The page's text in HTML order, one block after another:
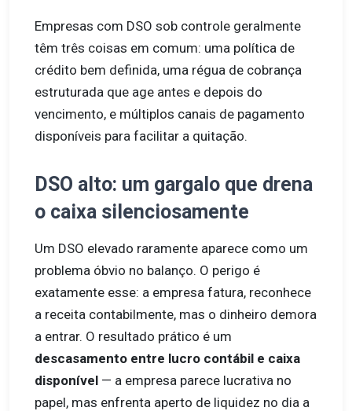
Empresas com DSO sob controle geralmente
têm três coisas em comum: uma política de
crédito bem definida, uma régua de cobrança
estruturada que age antes e depois do
vencimento, e múltiplos canais de pagamento
disponíveis para facilitar a quitação.
DSO alto: um gargalo que drena
o caixa silenciosamente
Um DSO elevado raramente aparece como um
problema óbvio no balanço. O perigo é
exatamente esse: a empresa fatura, reconhece
a receita contabilmente, mas o dinheiro demora
a entrar. O resultado prático é um
descasamento entre lucro contábil e caixa
disponível — a empresa parece lucrativa no
papel, mas enfrenta aperto de liquidez no dia a